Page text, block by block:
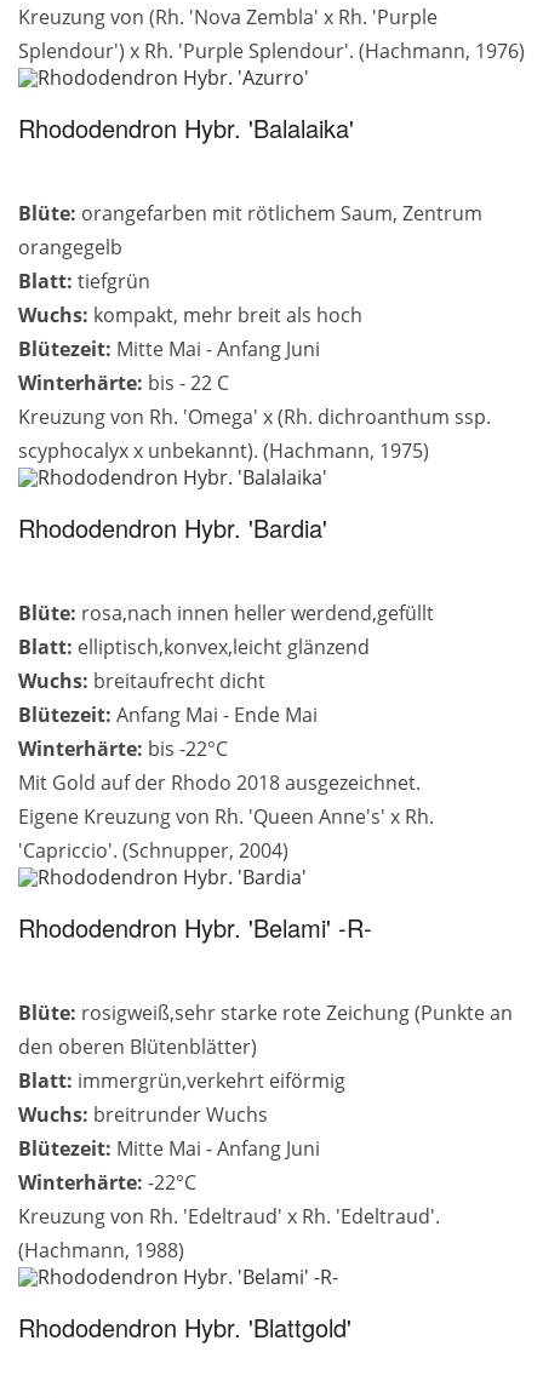
Kreuzung von (Rh. 'Nova Zembla' x Rh. 'Purple
Splendour') x Rh. 'Purple Splendour'. (Hachmann, 1976)
Rhododendron Hybr. 'Balalaika'
Blüte: orangefarben mit rötlichem Saum, Zentrum
orangegelb
Blatt: tiefgrün
Wuchs: kompakt, mehr breit als hoch
Blütezeit: Mitte Mai - Anfang Juni
Winterhärte: bis - 22 C
Kreuzung von Rh. 'Omega' x (Rh. dichroanthum ssp.
scyphocalyx x unbekannt). (Hachmann, 1975)
Rhododendron Hybr. 'Bardia'
Blüte: rosa,nach innen heller werdend,gefüllt
Blatt: elliptisch,konvex,leicht glänzend
Wuchs: breitaufrecht dicht
Blütezeit: Anfang Mai - Ende Mai
Winterhärte: bis -22°C
Mit Gold auf der Rhodo 2018 ausgezeichnet.
Eigene Kreuzung von Rh. 'Queen Anne's' x Rh.
'Capriccio'. (Schnupper, 2004)
Rhododendron Hybr. 'Belami' -R-
Blüte: rosigweiß,sehr starke rote Zeichung (Punkte an
den oberen Blütenblätter)
Blatt: immergrün,verkehrt eiförmig
Wuchs: breitrunder Wuchs
Blütezeit: Mitte Mai - Anfang Juni
Winterhärte: -22°C
Kreuzung von Rh. 'Edeltraud' x Rh. 'Edeltraud'.
(Hachmann, 1988)
Rhododendron Hybr. 'Blattgold'